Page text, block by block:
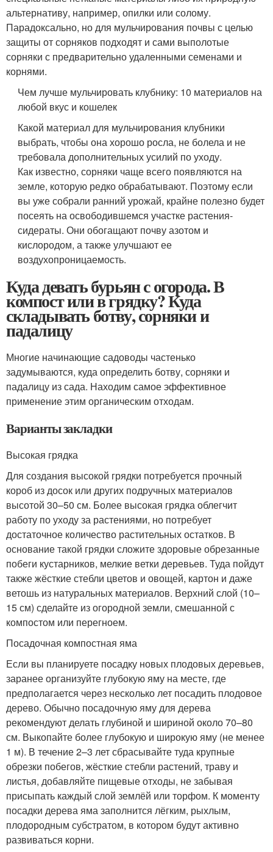
альтернативу, например, опилки или солому.
Парадоксально, но для мульчирования почвы с целью
защиты от сорняков подходят и сами выполотые
сорняки с предварительно удаленными семенами и
корнями.
Чем лучше мульчировать клубнику: 10 материалов на
любой вкус и кошелек
Какой материал для мульчирования клубники
выбрать, чтобы она хорошо росла, не болела и не
требовала дополнительных усилий по уходу.
Как известно, сорняки чаще всего появляются на
земле, которую редко обрабатывают. Поэтому если
вы уже собрали ранний урожай, крайне полезно будет
посеять на освободившемся участке растения-
сидераты. Они обогащают почву азотом и
кислородом, а также улучшают ее
воздухопроницаемость.
Куда девать бурьян с огорода. В
компост или в грядку? Куда
складывать ботву, сорняки и
падалицу
Многие начинающие садоводы частенько
задумываются, куда определить ботву, сорняки и
падалицу из сада. Находим самое эффективное
применение этим органическим отходам.
Варианты закладки
Высокая грядка
Для создания высокой грядки потребуется прочный
короб из досок или других подручных материалов
высотой 30–50 см. Более высокая грядка облегчит
работу по уходу за растениями, но потребует
достаточное количество растительных остатков. В
основание такой грядки сложите здоровые обрезанные
побеги кустарников, мелкие ветки деревьев. Туда пойдут
также жёсткие стебли цветов и овощей, картон и даже
ветошь из натуральных материалов. Верхний слой (10–
15 см) сделайте из огородной земли, смешанной с
компостом или перегноем.
Посадочная компостная яма
Если вы планируете посадку новых плодовых деревьев,
заранее организуйте глубокую яму на месте, где
предполагается через несколько лет посадить плодовое
дерево. Обычно посадочную яму для дерева
рекомендуют делать глубиной и шириной около 70–80
см. Выкопайте более глубокую и широкую яму (не менее
1 м). В течение 2–3 лет сбрасывайте туда крупные
обрезки побегов, жёсткие стебли растений, траву и
листья, добавляйте пищевые отходы, не забывая
присыпать каждый слой землёй или торфом. К моменту
посадки дерева яма заполнится лёгким, рыхлым,
плодородным субстратом, в котором будут активно
развиваться корни.